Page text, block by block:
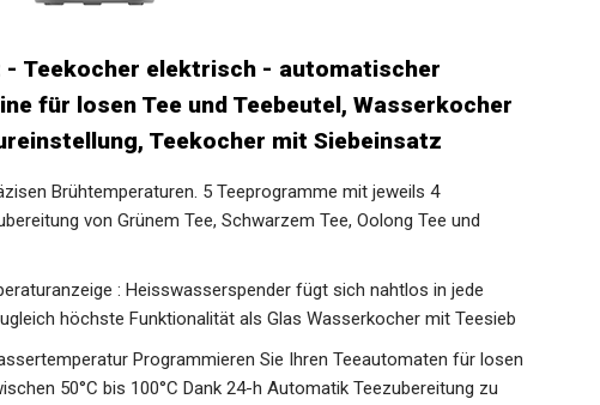
- Teekocher elektrisch - automatischer
für losen Tee und Teebeutel, Wasserkocher
Teekocher mit Siebeinsatz
Brühtemperaturen. 5 Teeprogramme mit jeweils 4
von Grünem Tee, Schwarzem Tee, Oolong Tee und
: Heisswasserspender fügt sich nahtlos in jede
höchste Funktionalität als Glas Wasserkocher mit Teesieb
Programmieren Sie Ihren Teeautomaten für losen
50°C bis 100°C Dank 24-h Automatik Teezubereitung zu